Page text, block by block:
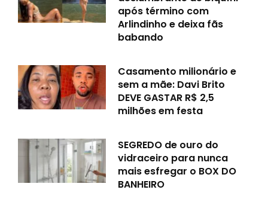
após término com
Arlindinho e deixa fãs
babando
Casamento milionário e
sem a mãe: Davi Brito
DEVE GASTAR R$ 2,5
milhões em festa
SEGREDO de ouro do
vidraceiro para nunca
mais esfregar o BOX DO
BANHEIRO